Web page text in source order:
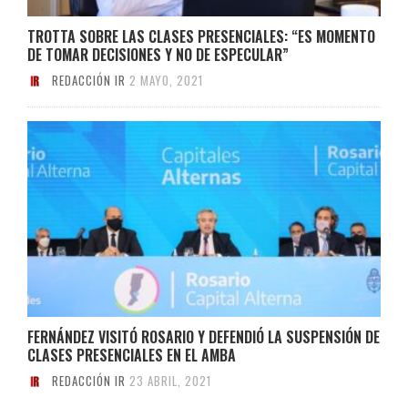
TROTTA SOBRE LAS CLASES PRESENCIALES: “ES MOMENTO
DE TOMAR DECISIONES Y NO DE ESPECULAR”
REDACCIÓN IR 2 MAYO, 2021
FERNÁNDEZ VISITÓ ROSARIO Y DEFENDIÓ LA SUSPENSIÓN DE
CLASES PRESENCIALES EN EL AMBA
REDACCIÓN IR 23 ABRIL, 2021